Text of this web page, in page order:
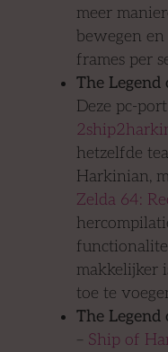
meer
bewegen
frames per
The Legend
Deze pc-
hetzelfde
Harkinian,
Zelda 64:
makkelijker
toe te
The
– Ship of